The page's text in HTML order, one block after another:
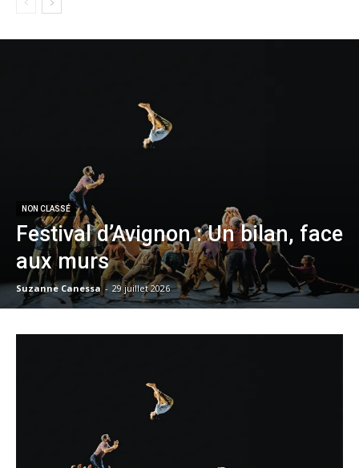
NON CLASSÉ
Festival d’Avignon : Un bilan, face
aux murs
Suzanne Canessa - 29 juillet 2026